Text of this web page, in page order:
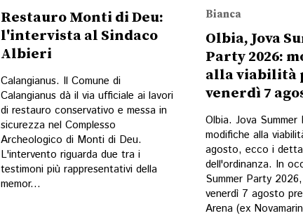
Restauro Monti di Deu:
l'intervista al Sindaco
Albieri
Calangianus. Il Comune di
Calangianus dà il via ufficiale ai lavori
di restauro conservativo e messa in
sicurezza nel Complesso
Archeologico di Monti di Deu.
L'intervento riguarda due tra i
testimoni più rappresentativi della
memor...
Bianca
Olbia, Jova
Party 2026:
alla viabilità
venerdì 7
Olbia. Jova
modifiche alla
agosto, ecco i
dell'ordinanza. In
Summer Party
venerdì 7 agosto
Arena (ex